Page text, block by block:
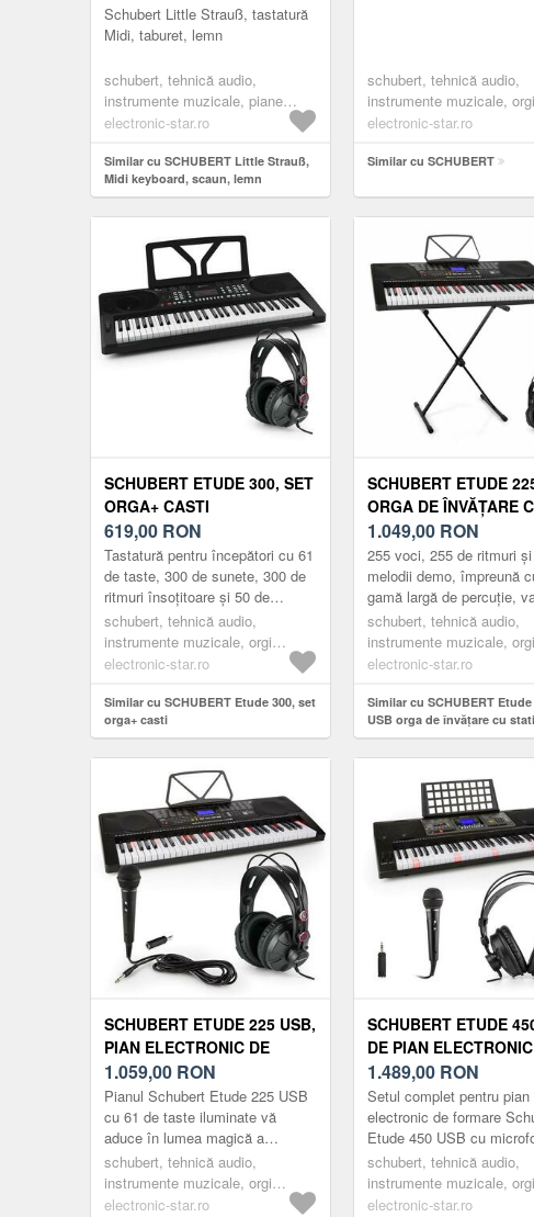
Schubert Little Strauß, tastatură
Midi, taburet, lemn
schubert, tehnică audio,
instrumente muzicale, piane
digitale
electronic-star.ro
Similar cu SCHUBERT Little Strauß,
Midi keyboard, scaun, lemn
schubert, tehnică audio,
instrumente muzicale, orgi
electronice
electronic-star.ro
Similar cu SCHUBERT
SCHUBERT ETUDE 300, SET
ORGA+ CASTI
619,00 RON
Tastatură pentru începători cu 61
de taste, 300 de sunete, 300 de
ritmuri însoțitoare și 50 de
melodii demo. Funcția chord,
funcția de înregistrare...
schubert, tehnică audio,
instrumente muzicale, orgi
electronice
electronic-star.ro
Similar cu SCHUBERT Etude 300, set
orga+ casti
SCHUBERT ETUDE
ORGA DE ÎNVĂȚARE
STATIV
1.049,00 RON
255 voci, 255 de ritmuri
melodii demo, împreună
gamă largă de percuție,
promoveaza propria
În plus, are efecte regla...
schubert, tehnică audio,
instrumente muzicale, orgi
electronice
electronic-star.ro
Similar cu SCHUBERT Etude
USB orga de învățare cu
SCHUBERT ETUDE 225 USB,
PIAN ELECTRONIC DE
REPETIȚII, CĂȘTI ȘI
MICROFON
1.059,00 RON
Pianul Schubert Etude 225 USB
cu 61 de taste iluminate vă
aduce în lumea magică a
tonurilor și îi încurajează pe
începători la repetiții și
compune...
schubert, tehnică audio,
instrumente muzicale, orgi
electronice
electronic-star.ro
SCHUBERT ETUDE
DE PIAN
FORMARE, CĂȘTI,
MICROFON, ADAPTOR
1.489,00 RON
Setul complet pentru pian
electronic de formare
Etude 450 USB cu
dinamic, căști de studio,
jack de la 3, 5 mm la 6, 3
schubert, tehnică audio,
instrumente muzicale, orgi
electronice
electronic-star.ro